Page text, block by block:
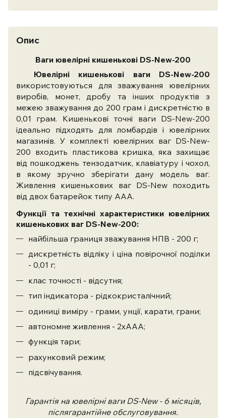
Опис
Ваги ювелірні кишенькові DS-New-200
Ювелірні кишенькові ваги DS-New-200
використовуються для зважування ювелірних
виробів, монет, дробу та інших продуктів з
межею зважування до 200 грам і дискретністю в
0,01 грам. Кишенькові точні ваги DS-New-200
ідеально підходять для ломбардів і ювелірних
магазинів. У комплекті ювелірних ваг DS-New-
200 входить пластикова кришка, яка захищає
від пошкоджень тензодатчик, клавіатуру і чохол,
в якому зручно зберігати дану модель ваг.
Живлення кишенькових ваг DS-New походить
від двох батарейок типу ААА.
Функції та технічні характеристики ювелірних
кишенькових ваг DS-New-200:
найбільша границя зважування НПВ - 200 г;
дискретність відліку і ціна повірочної поділки
- 0,01 г;
клас точності - відсутня;
тип індикатора - рідкокристалічний;
одиниці виміру - грами, унції, карати, грани;
автономне живлення - 2хААА;
функція тари;
рахунковий режим;
підсвічування.
Гарантія на ювелірні ваги DS-New- 6 місяців,
післягарантійне обслуговування.